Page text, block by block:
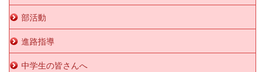
部活動
進路指導
中学生の皆さんへ